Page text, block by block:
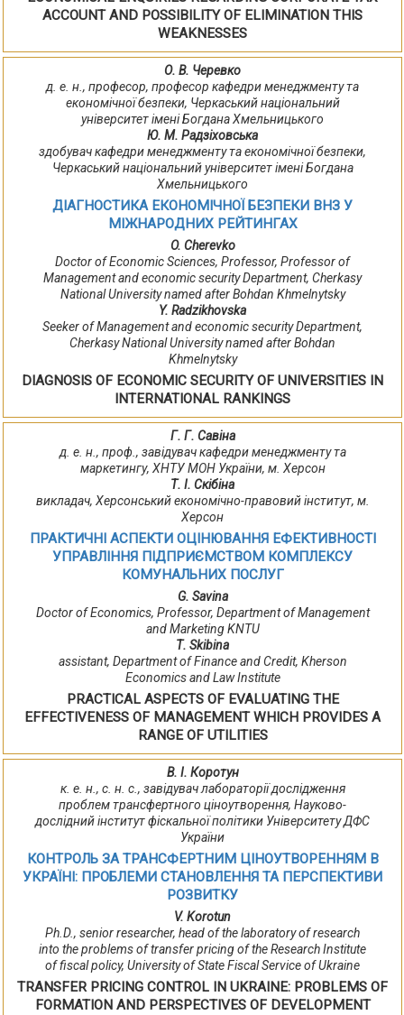
ACCOUNT AND POSSIBILITY OF ELIMINATION THIS
WEAKNESSES
О. В. Черевко
д. е. н., професор, професор кафедри менеджменту та
економічної безпеки, Черкаський національний
університет імені Богдана Хмельницького
Ю. М. Радзіховська
здобувач кафедри менеджменту та економічної безпеки,
Черкаський національний університет імені Богдана
Хмельницького
ДІАГНОСТИКА ЕКОНОМІЧНОЇ БЕЗПЕКИ ВНЗ У
МІЖНАРОДНИХ РЕЙТИНГАХ
O. Cherevko
Doctor of Economic Sciences, Professor, Professor of
Management and economic security Department, Cherkasy
National University named after Bohdan Khmelnytsky
Y. Radzikhovska
Seeker of Management and economic security Department,
Cherkasy National University named after Bohdan
Khmelnytsky
DIAGNOSIS OF ECONOMIC SECURITY OF UNIVERSITIES IN
INTERNATIONAL RANKINGS
Г. Г. Савіна
д. е. н., проф., завідувач кафедри менеджменту та
маркетингу, ХНТУ МОН України, м. Херсон
Т. І. Скібіна
викладач, Херсонський економічно-правовий інститут, м.
Херсон
ПРАКТИЧНІ АСПЕКТИ ОЦІНЮВАННЯ ЕФЕКТИВНОСТІ
УПРАВЛІННЯ ПІДПРИЄМСТВОМ КОМПЛЕКСУ
КОМУНАЛЬНИХ ПОСЛУГ
G. Savina
Doctor of Economics, Professor, Department of Management
and Marketing KNTU
Т. Skibina
assistant, Department of Finance and Credit, Kherson
Economics and Law Institute
PRACTICAL ASPECTS OF EVALUATING THE
EFFECTIVENESS OF MANAGEMENT WHICH PROVIDES A
RANGE OF UTILITIES
В. І. Коротун
к. е. н., с. н. с., завідувач лабораторії дослідження
проблем трансфертного ціноутворення, Науково-
дослідний інститут фіскальної політики Університету ДФС
України
КОНТРОЛЬ ЗА ТРАНСФЕРТНИМ ЦІНОУТВОРЕННЯМ В
УКРАЇНІ: ПРОБЛЕМИ СТАНОВЛЕННЯ ТА ПЕРСПЕКТИВИ
РОЗВИТКУ
V. Korotun
Ph.D., senior researcher, head of the laboratory of research
into the problems of transfer pricing of the Research Institute
of fiscal policy, University of State Fiscal Service of Ukraine
TRANSFER PRICING CONTROL IN UKRAINE: PROBLEMS OF
FORMATION AND PERSPECTIVES OF DEVELOPMENT